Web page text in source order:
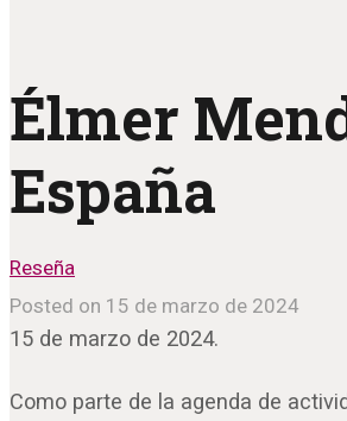
Élmer
España
Reseña
Posted on 15 de marzo de 2024
15 de marzo de 2024.
Como parte de la agenda de